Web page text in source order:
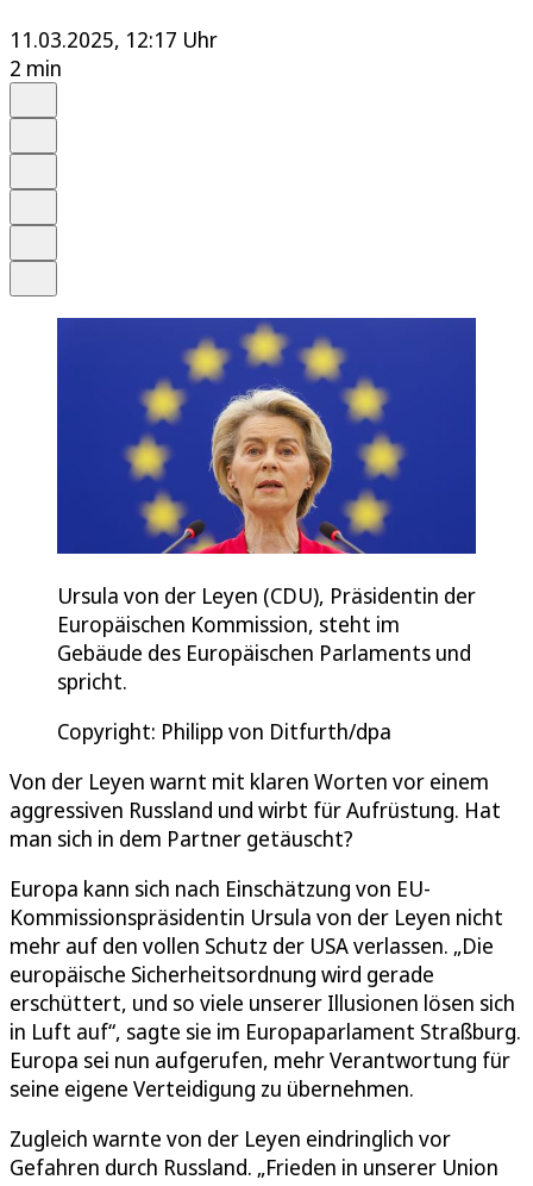
11.03.2025, 12:17 Uhr
2 min
Ursula von der Leyen (CDU), Präsidentin der
Europäischen Kommission, steht im
Gebäude des Europäischen Parlaments und
spricht.
Copyright: Philipp von Ditfurth/dpa
Von der Leyen warnt mit klaren Worten vor einem
aggressiven Russland und wirbt für Aufrüstung. Hat
man sich in dem Partner getäuscht?
Europa kann sich nach Einschätzung von EU-
Kommissionspräsidentin Ursula von der Leyen nicht
mehr auf den vollen Schutz der USA verlassen. „Die
europäische Sicherheitsordnung wird gerade
erschüttert, und so viele unserer Illusionen lösen sich
in Luft auf“, sagte sie im Europaparlament Straßburg.
Europa sei nun aufgerufen, mehr Verantwortung für
seine eigene Verteidigung zu übernehmen.
Zugleich warnte von der Leyen eindringlich vor
Gefahren durch Russland. „Frieden in unserer Union